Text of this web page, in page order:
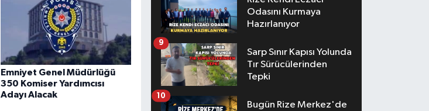
Emniyet Genel Müdürlüğü
350 Komiser Yardımcısı
Adayı Alacak
Odasını Kurmaya
Hazırlanıyor
Sarp Sınır Kapısı Yolunda
Tır Sürücülerinden
Tepki
9
Bugün Rize Merkez'de
10